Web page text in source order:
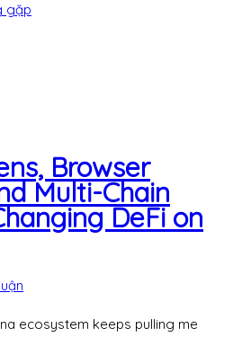
gặp
Browser
Multi-Chain
DeFi on
ecosystem keeps pulling me